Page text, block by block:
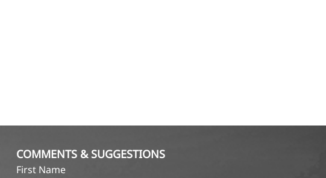
COMMENTS & SUGGESTIONS
First Name